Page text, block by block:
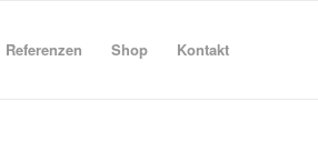
Referenzen Shop Kontakt